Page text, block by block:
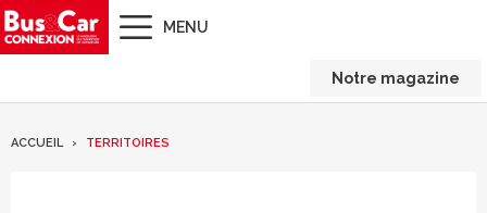
MENU
Notre magazine
ACCUEIL TERRITOIRES